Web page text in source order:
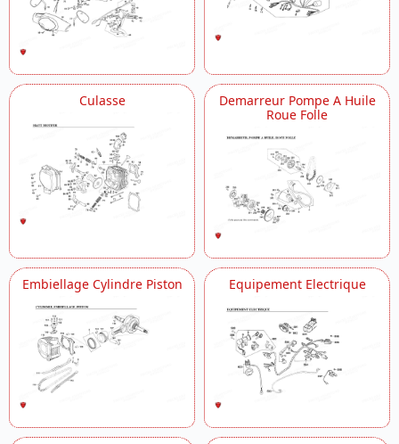
Culasse
Demarreur Pompe A Huile
Roue Folle
Embiellage Cylindre Piston Equipement Electrique